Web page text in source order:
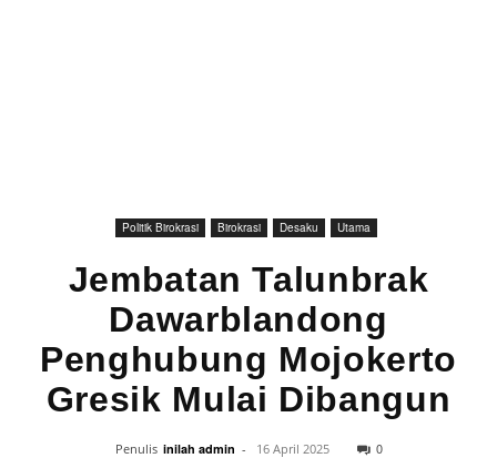
Politik Birokrasi Birokrasi Desaku Utama
Jembatan Talunbrak
Dawarblandong
Penghubung Mojokerto
Gresik Mulai Dibangun
Penulis inilah admin - 16 April 2025 0